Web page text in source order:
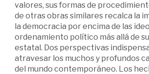
valores, sus formas de
de otras obras similares recalca la
la democracia por encima de las
ordenamiento político más allá de
estatal. Dos perspectivas
atravesar los muchos y profundos
del mundo contemporáneo. Los